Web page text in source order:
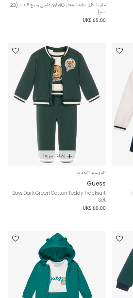
حقيبة ظهر بنقشة شعار 4G لون عاجي وبيج للبنات (23
سم)
UK£ 65.00
إضافة سريعة
الموسم الجديد
Guess
Boys Dark Green Cotton Teddy Tracksuit
Set
UK£ 60.00